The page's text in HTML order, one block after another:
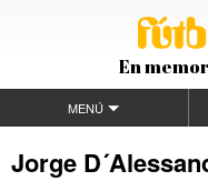
En
MENÚ
Jorge